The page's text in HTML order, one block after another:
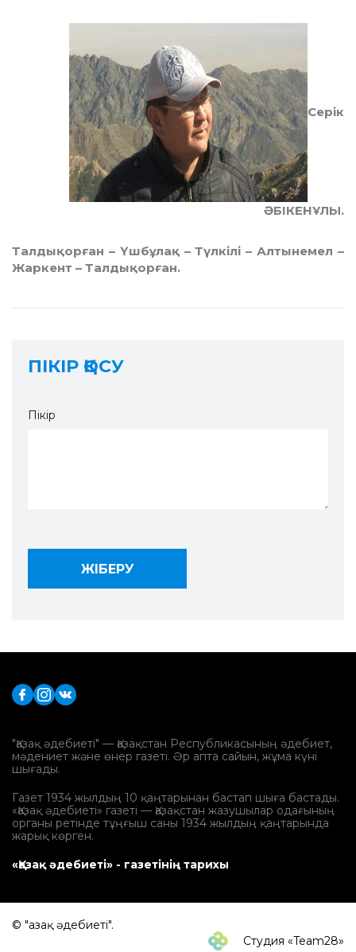
Серік
ӘБІКЕНҰЛЫ.
Талдықорған – Үшбұлақ – Түлкілі – Алтынемел –
Жаркент – Талдықорған.
ПІКІР ҚОСУ
Пікір
"Қазақ әдебиеті" — Қазақстан Республикасының әдебиет,
мәдениет және өнер газеті. Әр апта сайын, жұма күні
шығады.
Газет 1934 жылдың 10 қаңтарынан бастап шыға бастады.
«Қазақ әдебиеті» газеті — Қазақстан жазушылар одағының
органы ретінде тұңғыш саны 1934 жылдың қаңтарында
жарық көрген.
«Қазақ әдебиеті» - газетінің тарихы
© "Қазақ әдебиеті".
Студия «Team28»